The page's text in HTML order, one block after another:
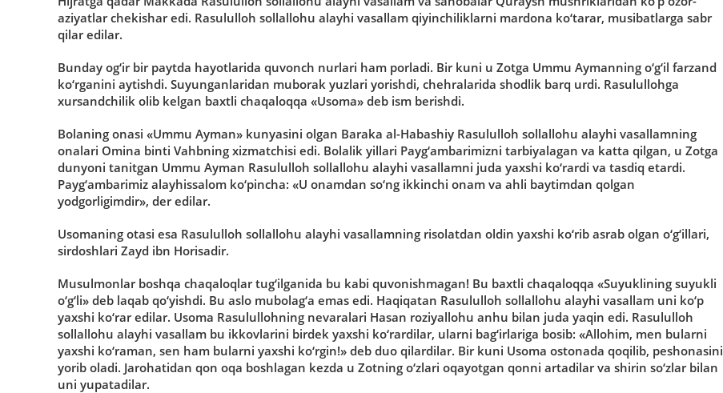
aziyatlar chekishar edi. Rasululloh sollallohu alayhi vasallam qiyinchiliklarni mardona ko‘tarar, musibatlarga sabr
qilar edilar.
Bunday og‘ir bir paytda hayotlarida quvonch nurlari ham porladi. Bir kuni u Zotga Ummu Aymanning o‘g‘il farzand
ko‘rganini aytishdi. Suyunganlaridan muborak yuzlari yorishdi, chehralarida shodlik barq urdi. Rasulullohga
xursandchilik olib kelgan baxtli chaqaloqqa «Usoma» deb ism berishdi.
Bolaning onasi «Ummu Ayman» kunyasini olgan Baraka al-Habashiy Rasululloh sollallohu alayhi vasallamning
onalari Omina binti Vahbning xizmatchisi edi. Bolalik yillari Payg‘ambarimizni tarbiyalagan va katta qilgan, u Zotga
dunyoni tanitgan Ummu Ayman Rasululloh sollallohu alayhi vasallamni juda yaxshi ko‘rardi va tasdiq etardi.
Payg‘ambarimiz alayhissalom ko‘pincha: «U onamdan so‘ng ikkinchi onam va ahli baytimdan qolgan
yodgorligimdir», der edilar.
Usomaning otasi esa Rasululloh sollallohu alayhi vasallamning risolatdan oldin yaxshi ko‘rib asrab olgan o‘g‘illari,
sirdoshlari Zayd ibn Horisadir.
Musulmonlar boshqa chaqaloqlar tug‘ilganida bu kabi quvonishmagan! Bu baxtli chaqaloqqa «Suyuklining suyukli
o‘g‘li» deb laqab qo‘yishdi. Bu aslo mubolag‘a emas edi. Haqiqatan Rasululloh sollallohu alayhi vasallam uni ko‘p
yaxshi ko‘rar edilar. Usoma Rasulullohning nevaralari Hasan roziyallohu anhu bilan juda yaqin edi. Rasululloh
sollallohu alayhi vasallam bu ikkovlarini birdek yaxshi ko‘rardilar, ularni bag‘irlariga bosib: «Allohim, men bularni
yaxshi ko‘raman, sen ham bularni yaxshi ko‘rgin!» deb duo qilardilar. Bir kuni Usoma ostonada qoqilib, peshonasini
yorib oladi. Jarohatidan qon oqa boshlagan kezda u Zotning o‘zlari oqayotgan qonni artadilar va shirin so‘zlar bilan
uni yupatadilar.